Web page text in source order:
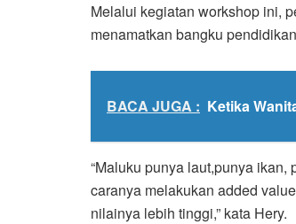
Melalui kegiatan workshop ini,
menamatkan bangku
BACA JUGA : Ketika
“Maluku punya laut,punya
caranya melakukan added
nilainya lebih tinggi,” kata Hery.